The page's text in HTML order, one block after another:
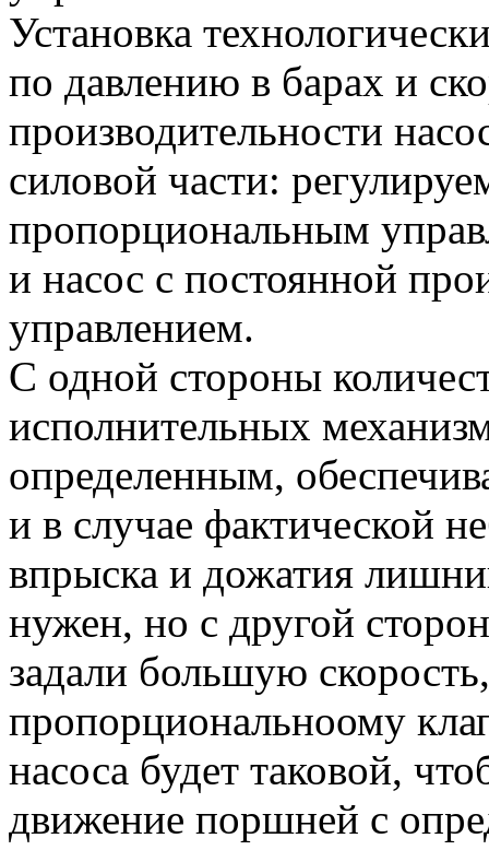
Установка
по давлению в барах и
производительности
силовой части:
пропорциональным
и насос с постоянной
управлением.
С одной стороны
исполнительных
определенным,
и в случае фактической
впрыска и дожатия
нужен, но с другой
задали большую
пропорциональноому
насоса будет таковой,
движение поршней с